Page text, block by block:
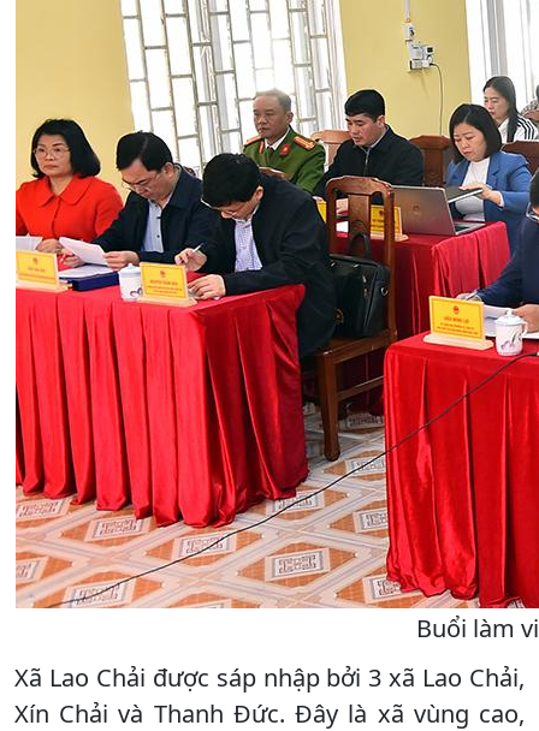
Buổi làm
Xã Lao Chải được sáp nhập bởi 3 xã Lao Chải,
Xín Chải và Thanh Đức. Đây là xã vùng cao,